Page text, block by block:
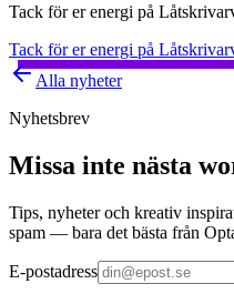
Tack för er energi på
Tack för er energi på
Alla nyheter
Nyhetsbrev
Missa inte nästa
Tips, nyheter och kreativ
spam — bara det bästa från
E-postadress